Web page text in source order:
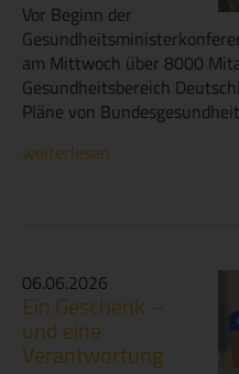
Vor Beginn der
am Mittwoch über 8000
Gesundheitsbereich
Pläne von
weiterlesen
06.06.2026
Ein Geschenk –
und eine
Verantwortung